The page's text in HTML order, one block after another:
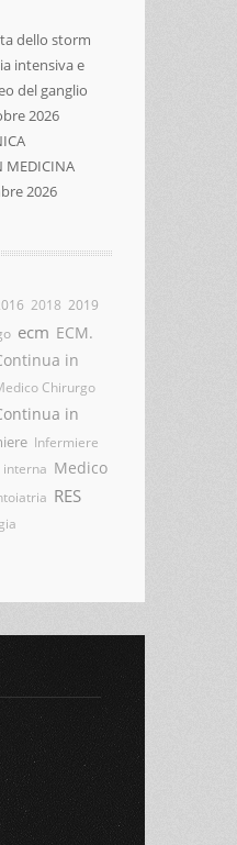
dello storm
intensiva e
del ganglio
2026
MEDICINA
2026
2018 2019
ecm ECM.
in
Chirurgo
in
Infermiere
interna Medico
RES